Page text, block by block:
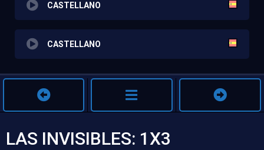
CASTELLANO
CASTELLANO
LAS INVISIBLES: 1X3